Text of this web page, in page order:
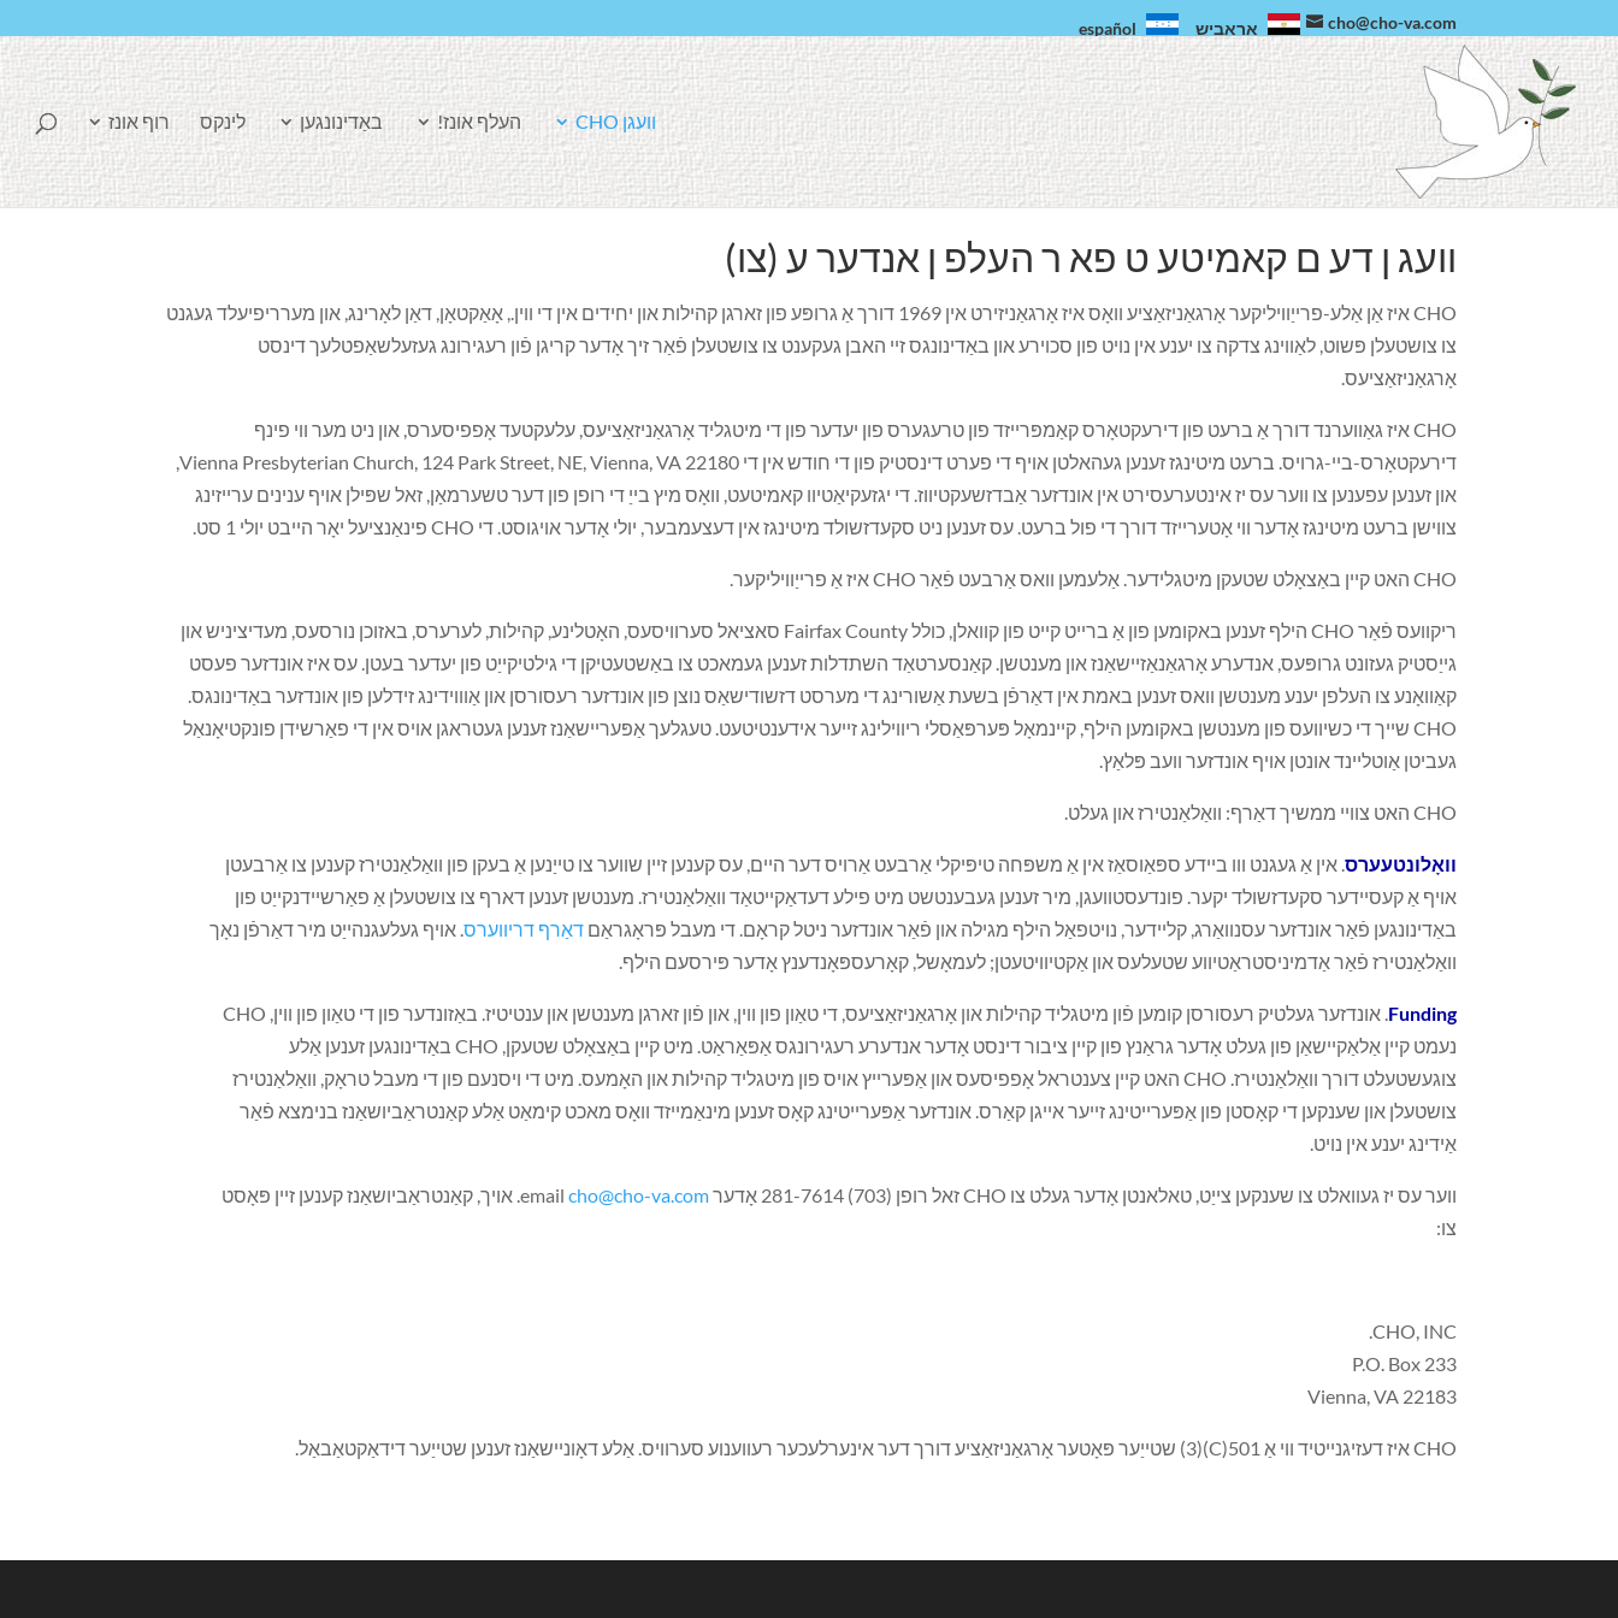
cho@cho-va.com אַראַביש español
A
C
E
B
O
וועגן CHO העלף אונז! באַדינונגען לינקס רוף אונז
װעג ן דע ם קאמיטע ט פא ר העלפ ן אנדער ע (צו)
CHO איז אַן אַלע-פרייַוויליקער אָרגאַניזאַציע וואָס איז אָרגאַניזירט אין 1969 דורך אַ גרופּע פון ​​זארגן קהילות און יחידים אין די ווין., אָאַקטאָן, דאַן לאָרינג, און מערריפיעלד געגנט
צו צושטעלן פּשוט, לאַווינג צדקה צו יענע אין נויט פון סכוירע און באַדינונגס זיי האבן געקענט צו צושטעלן פֿאַר זיך אָדער קריגן פֿון רעגירונג געזעלשאַפטלעך דינסט
אָרגאַניזאַציעס.
CHO איז גאַווערנד דורך אַ ברעט פון דירעקטאָרס קאַמפּרייזד פון טרעגערס פון יעדער פון די מיטגליד אָרגאַניזאַציעס, עלעקטעד אָפפיסערס, און ניט מער ווי פינף
דירעקטאָרס-ביי-גרויס. ברעט מיטינגז זענען געהאלטן אויף די פערט דינסטיק פון די חודש אין דיVienna Presbyterian Church, 124 Park Street, NE, Vienna, VA 22180
און זענען עפענען צו ווער עס יז אינטערעסירט אין אונדזער אַבדזשעקטיווז. די יגזעקיאַטיוו קאמיטעט, וואָס מיץ בייַ די רופן פון דער טשערמאַן, זאל שפּילן אויף ענינים ערייזינג
צווישן ברעט מיטינגז אָדער ווי אָטערייזד דורך די פול ברעט. עס זענען ניט סקעדזשולד מיטינגז אין דעצעמבער, יולי אָדער אויגוסט. די CHO פינאַנציעל יאָר הייבט יולי 1 סט.
CHO האט קיין באַצאָלט שטעקן מיטגלידער. אַלעמען וואס אַרבעט פֿאַר CHO איז אַ פרייַוויליקער.
ריקוועס פֿאַר CHO הילף זענען באקומען פון אַ ברייט קייט פון קוואלן, כולל Fairfax County סאציאל סערוויסעס, האָטלינע, קהילות, לערערס, באזוכן נורסעס, מעדיציניש און
גייַסטיק געזונט גרופּעס, אנדערע אָרגאַנאַזיישאַנז און מענטשן. קאַנסערטאַד השתדלות זענען געמאכט צו באַשטעטיקן די גילטיקייַט פון יעדער בעטן. עס איז אונדזער פעסט
קאַוואָנע צו העלפן יענע מענטשן וואס זענען באמת אין דאַרפֿן בשעת אַשורינג די מערסט דזשודישאַס נוצן פון אונדזער רעסורסן און אַוווידינג זידלען פון אונדזער באַדינונגס.
CHO שייך די כשיוועס פון מענטשן באקומען הילף, קיינמאָל פּערפּאַסלי ריווילינג זייער אידענטיטעט. טעגלעך אַפּעריישאַנז זענען געטראגן אויס אין די פאַרשידן פונקטיאָנאַל
געביטן אַוטליינד אונטן אויף אונדזער וועב פּלאַץ.
CHO האט צוויי ממשיך דאַרף: וואַלאַנטירז און געלט.
וואָלונטעערס . אין אַ געגנט ווו ביידע ספּאַוסאַז אין אַ משפּחה טיפּיקלי אַרבעט אַרויס דער היים, עס קענען זיין שווער צו טייַנען אַ בעקן פון וואַלאַנטירז קענען צו אַרבעטן
אויף אַ קעסיידער סקעדזשולד יקער. פונדעסטוועגן, מיר זענען געבענטשט מיט פילע דעדאַקייטאַד וואַלאַנטירז. מענטשן זענען דארף צו צושטעלן אַ פאַרשיידנקייַט פון
באַדינונגען פֿאַר אונדזער עסנוואַרג, קליידער, נויטפאַל הילף מגילה און פֿאַר אונדזער ניטל קראָם. די מעבל פּראָגראַםדאַרף דריווערס . אויף געלעגנהייַט מיר דאַרפֿן נאָך
וואַלאַנטירז פֿאַר אַדמיניסטראַטיווע שטעלעס און אַקטיוויטעטן; לעמאָשל, קאָרעספּאָנדענץ אָדער פּירסעם הילף.
Funding
. אונדזער געלטיק רעסורסן קומען פֿון מיטגליד קהילות און אָרגאַניזאַציעס, די טאַון פון ווין, און פֿון זארגן מענטשן און ענטיטיז. באַזונדער פון די טאַון פון ווין, CHO
נעמט קיין אַלאַקיישאַן פון געלט אָדער גראַנץ פון קיין ציבור דינסט אָדער אנדערע רעגירונגס אַפּאַראַט. מיט קיין באַצאָלט שטעקן, CHO באַדינונגען זענען אַלע
צוגעשטעלט דורך וואַלאַנטירז. CHO האט קיין צענטראל אָפפיסעס און אַפּערייץ אויס פון מיטגליד קהילות און האָמעס. מיט די ויסנעם פון די מעבל טראָק, וואַלאַנטירז
צושטעלן און שענקען די קאָסטן פון אַפּערייטינג זייער אייגן קאַרס. אונדזער אַפּערייטינג קאָס זענען מינאַמייזד וואָס מאכט קימאַט אַלע קאַנטראַביושאַנז בנימצא פֿאַר
אַידינג יענע אין נויט.
ווער עס יז געוואלט צו שענקען צייַט, טאלאנטן אָדער געלט צו CHO זאל רופן (703) 281-7614 אָדער email cho@cho-va.com
. אויך, קאַנטראַביושאַנז קענען זיין פּאָסט
צו:
CHO, INC.
P.O. Box 233
Vienna, VA 22183
CHO איז דעזיגנייטיד ווי אַ 501(C)(3) שטייַער פּאָטער אָרגאַניזאַציע דורך דער אינערלעכער רעווענוע סערוויס. אַלע דאָוניישאַנז זענען שטייַער דידאַקטאַבאַל.